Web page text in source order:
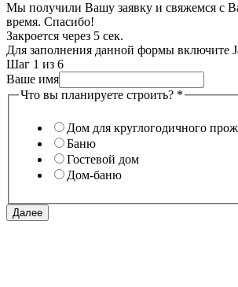
Мы получили Вашу заявку и свяжемся с
время. Спасибо!
Закроется через 5 сек.
Для заполнения данной формы включите
Шаг 1 из 6
Ваше имя
Что вы планируете строить? *
Дом для круглогодичного
Баню
Гостевой дом
Дом-баню
Далее